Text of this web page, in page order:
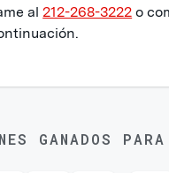
al212-268-3222 o
GANADOS